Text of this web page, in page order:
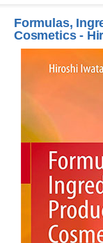
Formulas,
Cosmetics -